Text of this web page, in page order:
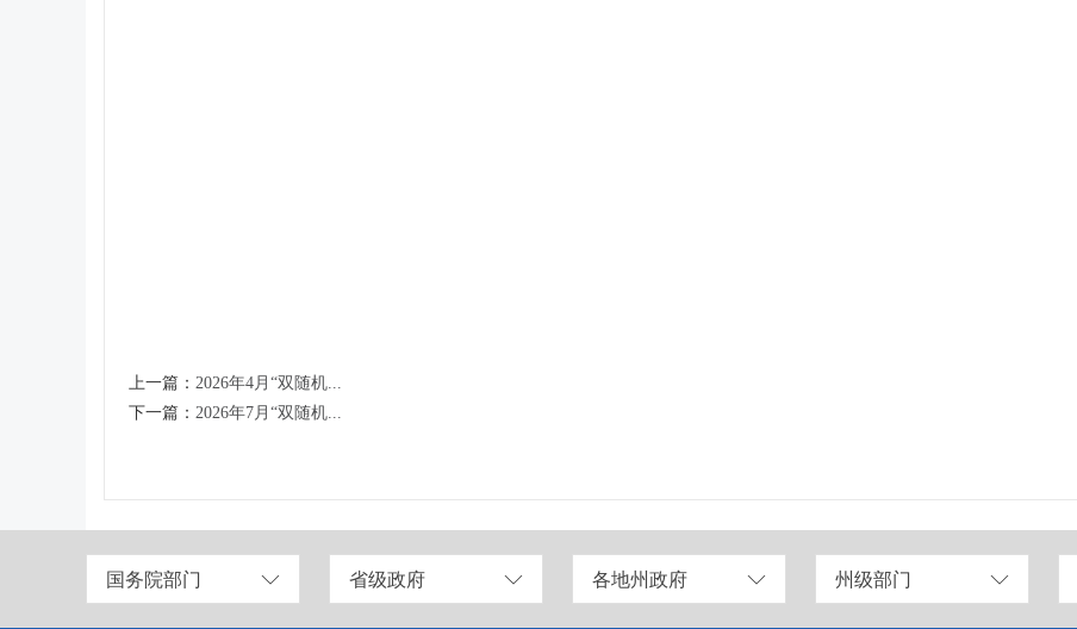
上一篇： 2026年4月“双随机...
下一篇： 2026年7月“双随机...
国务院部门 省级政府 各地州政府 州级部门